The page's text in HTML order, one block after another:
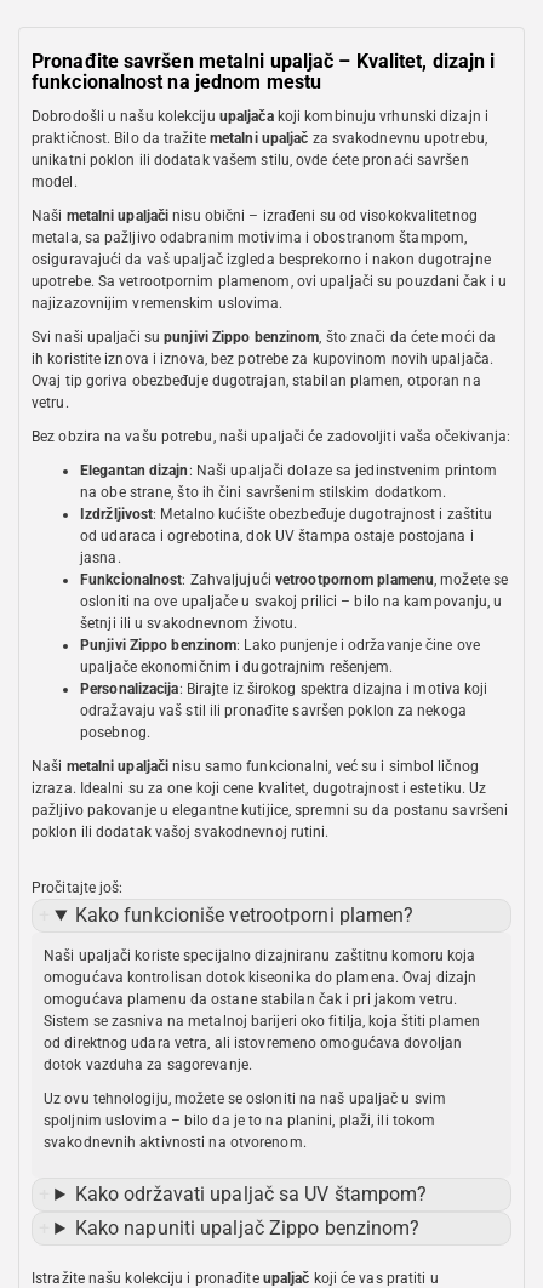
Pronađite savršen metalni upaljač – Kvalitet, dizajn i
funkcionalnost na jednom mestu
Dobrodošli u našu kolekciju upaljačakoji kombinuju vrhunski dizajn i
praktičnost. Bilo da tražite metalni upaljač za svakodnevnu upotrebu,
unikatni poklon ili dodatak vašem stilu, ovde ćete pronaći savršen
model.
Naši metalni upaljači nisu obični – izrađeni su od visokokvalitetnog
metala, sa pažljivo odabranim motivima i obostranom štampom,
osiguravajući da vaš upaljač izgleda besprekorno i nakon dugotrajne
upotrebe. Sa vetrootpornim plamenom, ovi upaljači su pouzdani čak i u
najizazovnijim vremenskim uslovima.
Svi naši upaljači supunjivi Zippo benzinom, što znači da ćete moći da
ih koristite iznova i iznova, bez potrebe za kupovinom novih upaljača.
Ovaj tip goriva obezbeđuje dugotrajan, stabilan plamen, otporan na
vetru.
Bez obzira na vašu potrebu, naši upaljači će zadovoljiti vaša očekivanja:
Elegantan dizajn : Naši upaljači dolaze sa jedinstvenim printom
na obe strane, što ih čini savršenim stilskim dodatkom.
Izdržljivost: Metalno kućište obezbeđuje dugotrajnost i zaštitu
od udaraca i ogrebotina, dok UV štampa ostaje postojana i
jasna.
Funkcionalnost: Zahvaljujući vetrootpornom plamenu, možete se
osloniti na ove upaljače u svakoj prilici – bilo na kampovanju, u
šetnji ili u svakodnevnom životu.
Punjivi Zippo benzinom: Lako punjenje i održavanje čine ove
upaljače ekonomičnim i dugotrajnim rešenjem.
Personalizacija: Birajte iz širokog spektra dizajna i motiva koji
odražavaju vaš stil ili pronađite savršen poklon za nekoga
posebnog.
Naši metalni upaljači nisu samo funkcionalni, već su i simbol ličnog
izraza. Idealni su za one koji cene kvalitet, dugotrajnost i estetiku. Uz
pažljivo pakovanje u elegantne kutijice, spremni su da postanu savršeni
poklon ili dodatak vašoj svakodnevnoj rutini.
Pročitajte još:
Kako funkcioniše vetrootporni plamen?
Naši upaljači koriste specijalno dizajniranu zaštitnu komoru koja
omogućava kontrolisan dotok kiseonika do plamena. Ovaj dizajn
omogućava plamenu da ostane stabilan čak i pri jakom vetru.
Sistem se zasniva na metalnoj barijeri oko fitilja, koja štiti plamen
od direktnog udara vetra, ali istovremeno omogućava dovoljan
dotok vazduha za sagorevanje.
Uz ovu tehnologiju, možete se osloniti na naš upaljač u svim
spoljnim uslovima – bilo da je to na planini, plaži, ili tokom
svakodnevnih aktivnosti na otvorenom.
Kako održavati upaljač sa UV štampom?
Kako napuniti upaljač Zippo benzinom?
Istražite našu kolekciju i pronađite upaljač koji će vas pratiti u